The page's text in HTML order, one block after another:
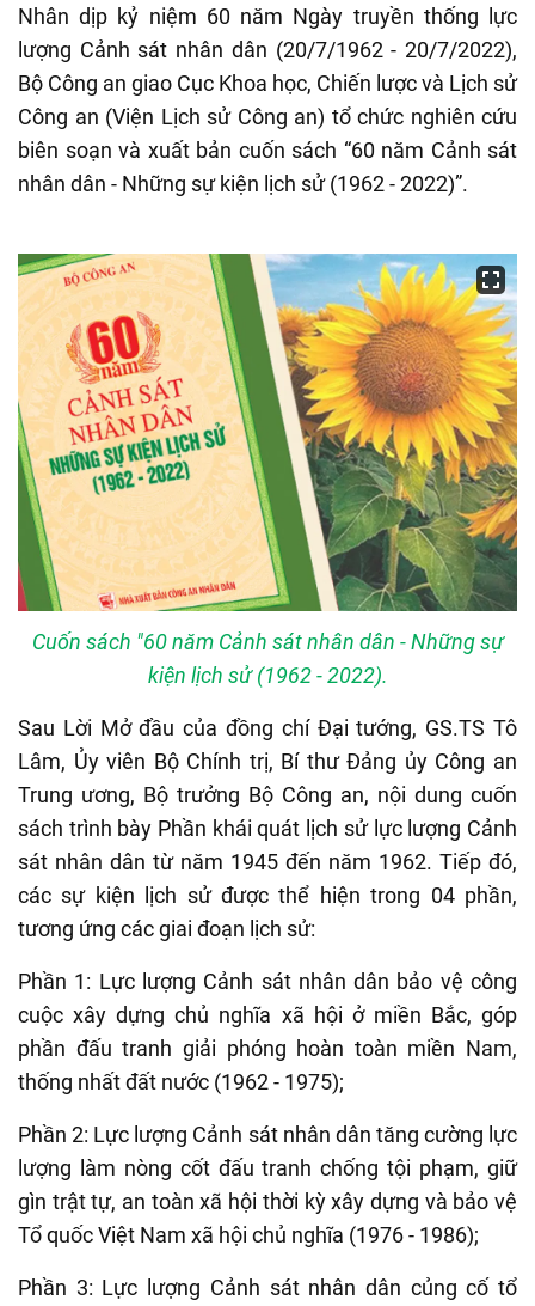
Nhân dịp kỷ niệm 60 năm Ngày truyền thống lực
lượng Cảnh sát nhân dân (20/7/1962 - 20/7/2022),
Bộ Công an giao Cục Khoa học, Chiến lược và Lịch sử
Công an (Viện Lịch sử Công an) tổ chức nghiên cứu
biên soạn và xuất bản cuốn sách “60 năm Cảnh sát
nhân dân - Những sự kiện lịch sử (1962 - 2022)”.
Cuốn sách "60 năm Cảnh sát nhân dân - Những sự
kiện lịch sử (1962 - 2022).
Sau Lời Mở đầu của đồng chí Đại tướng, GS.TS Tô
Lâm, Ủy viên Bộ Chính trị, Bí thư Đảng ủy Công an
Trung ương, Bộ trưởng Bộ Công an, nội dung cuốn
sách trình bày Phần khái quát lịch sử lực lượng Cảnh
sát nhân dân từ năm 1945 đến năm 1962. Tiếp đó,
các sự kiện lịch sử được thể hiện trong 04 phần,
tương ứng các giai đoạn lịch sử:
Phần 1: Lực lượng Cảnh sát nhân dân bảo vệ công
cuộc xây dựng chủ nghĩa xã hội ở miền Bắc, góp
phần đấu tranh giải phóng hoàn toàn miền Nam,
thống nhất đất nước (1962 - 1975);
Phần 2: Lực lượng Cảnh sát nhân dân tăng cường lực
lượng làm nòng cốt đấu tranh chống tội phạm, giữ
gìn trật tự, an toàn xã hội thời kỳ xây dựng và bảo vệ
Tổ quốc Việt Nam xã hội chủ nghĩa (1976 - 1986);
Phần 3: Lực lượng Cảnh sát nhân dân củng cố tổ